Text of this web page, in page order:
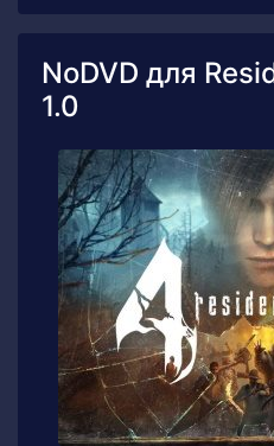
NoDVD для
1.0